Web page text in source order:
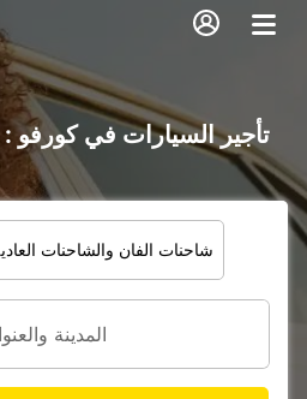
تأجير السيارات في كورفو
شاحنات الفان والشاحنات